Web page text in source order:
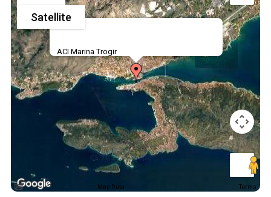
ACI Marina Trogir
Satellite
Map Data Terms